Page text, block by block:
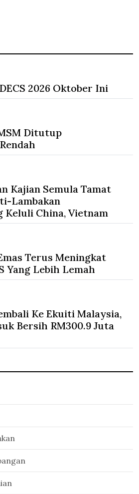
2026 Oktober Ini
Ditutup
Kajian Semula Tamat
Lambakan
China, Vietnam
Terus Meningkat
Yang Lebih Lemah
Ke Ekuiti Malaysia,
Bersih RM300.9 Juta